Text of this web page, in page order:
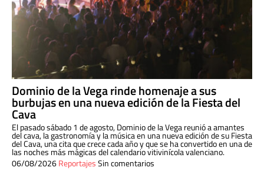
Dominio de la Vega rinde homenaje a sus
burbujas en una nueva edición de la Fiesta del
Cava
El pasado sábado 1 de agosto, Dominio de la Vega reunió a amantes
del cava, la gastronomía y la música en una nueva edición de su Fiesta
del Cava, una cita que crece cada año y que se ha convertido en una de
las noches más mágicas del calendario vitivinícola valenciano.
06/08/2026ReportajesSin comentarios